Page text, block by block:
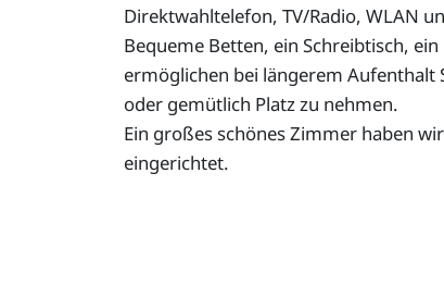
Direktwahltelefon, TV/Radio, WLAN
Bequeme Betten, ein Schreibtisch,
ermöglichen bei längerem Aufenthalt
oder gemütlich Platz zu nehmen.
Ein großes schönes Zimmer haben wir
eingerichtet.